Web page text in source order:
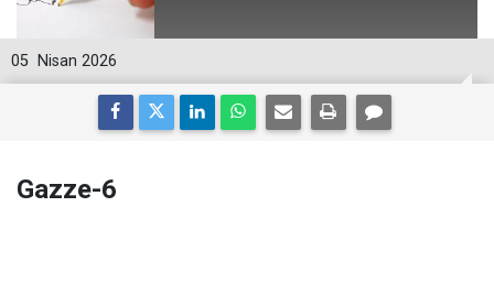
05 Nisan 2026
Gazze-6